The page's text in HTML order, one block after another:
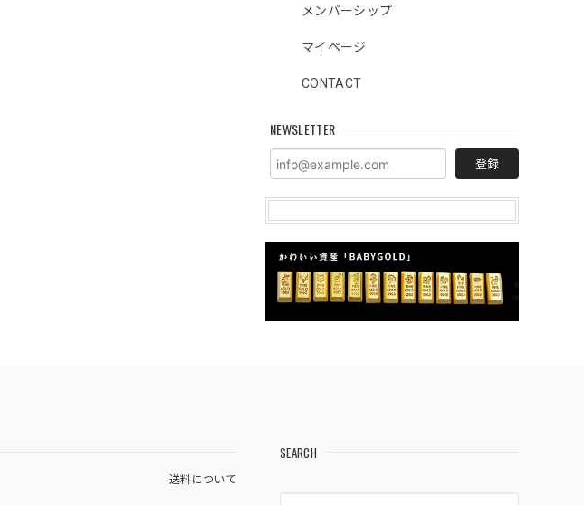
メンバーシップ
マイページ
CONTACT
NEWSLETTER
登録
送料について
SEARCH